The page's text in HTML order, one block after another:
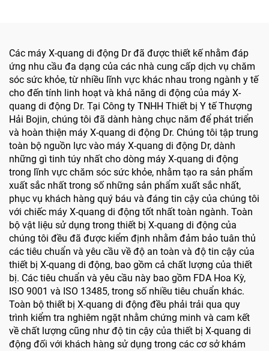
Các máy X-quang di động Dr đã được thiết kế nhằm đáp
ứng nhu cầu đa dạng của các nhà cung cấp dịch vụ chăm
sóc sức khỏe, từ nhiều lĩnh vực khác nhau trong ngành y tế
cho đến tính linh hoạt và khả năng di động của máy X-
quang di động Dr. Tại Công ty TNHH Thiết bị Y tế Thượng
Hải Bojin, chúng tôi đã dành hàng chục năm để phát triển
và hoàn thiện máy X-quang di động Dr. Chúng tôi tập trung
toàn bộ nguồn lực vào máy X-quang di động Dr, dành
những gì tinh túy nhất cho dòng máy X-quang di động
trong lĩnh vực chăm sóc sức khỏe, nhằm tạo ra sản phẩm
xuất sắc nhất trong số những sản phẩm xuất sắc nhất,
phục vụ khách hàng quý báu và đáng tin cậy của chúng tôi
với chiếc máy X-quang di động tốt nhất toàn ngành. Toàn
bộ vật liệu sử dụng trong thiết bị X-quang di động của
chúng tôi đều đã được kiểm định nhằm đảm bảo tuân thủ
các tiêu chuẩn và yêu cầu về độ an toàn và độ tin cậy của
thiết bị X-quang di động, bao gồm cả chất lượng của thiết
bị. Các tiêu chuẩn và yêu cầu này bao gồm FDA Hoa Kỳ,
ISO 9001 và ISO 13485, trong số nhiều tiêu chuẩn khác.
Toàn bộ thiết bị X-quang di động đều phải trải qua quy
trình kiểm tra nghiêm ngặt nhằm chứng minh và cam kết
về chất lượng cũng như độ tin cậy của thiết bị X-quang di
động đối với khách hàng sử dụng trong các cơ sở khám